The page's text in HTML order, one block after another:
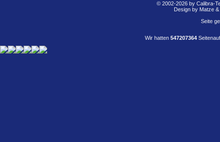
© 2002-2026 by Calibra-
Design by Matze
Seite
Wir hatten 547207364